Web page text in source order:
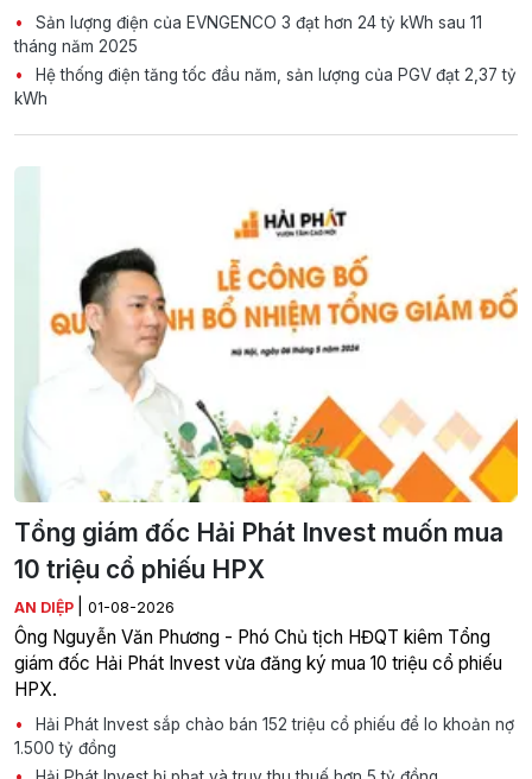
Sản lượng điện của EVNGENCO 3 đạt hơn 24 tỷ kWh sau 11
tháng năm 2025
Hệ thống điện tăng tốc đầu năm, sản lượng của PGV đạt 2,37 tỷ
kWh
Tổng giám đốc Hải Phát Invest muốn mua
10 triệu cổ phiếu HPX
AN DIỆP 01-08-2026
Ông Nguyễn Văn Phương - Phó Chủ tịch HĐQT kiêm Tổng
giám đốc Hải Phát Invest vừa đăng ký mua 10 triệu cổ phiếu
HPX.
Hải Phát Invest sắp chào bán 152 triệu cổ phiếu để lo khoản nợ
1.500 tỷ đồng